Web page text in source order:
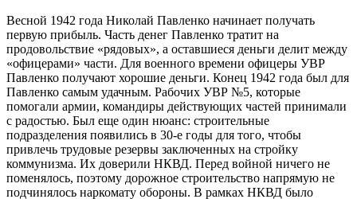
Весной 1942 года Николай Павленко начинает получать
первую прибыль. Часть денег Павленко тратит на
продовольствие «рядовых», а оставшиеся деньги делит между
«офицерами» части. Для военного времени офицеры УВР
Павленко получают хорошие деньги. Конец 1942 года был для
Павленко самым удачным. Рабочих УВР №5, которые
помогали армии, командиры действующих частей принимали
с радостью. Был еще один нюанс: строительные
подразделения появились в 30-е годы для того, чтобы
привлечь трудовые резервы заключенных на стройку
коммунизма. Их доверили НКВД. Перед войной ничего не
поменялось, поэтому дорожное строительство напрямую не
подчинялось наркомату обороны. В рамках НКВД было